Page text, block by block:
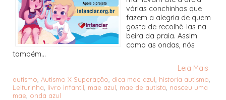
várias conchinhas que
fazem a alegria de quem
gosta de recolhê-las na
beira da praia. Assim
como as ondas, nós
também...
Leia Mais
autismo Autismo X Superação dica mae azul historia autismo
Leiturinha livro infantil mae azul mae de autista nasceu uma
mae onda azul